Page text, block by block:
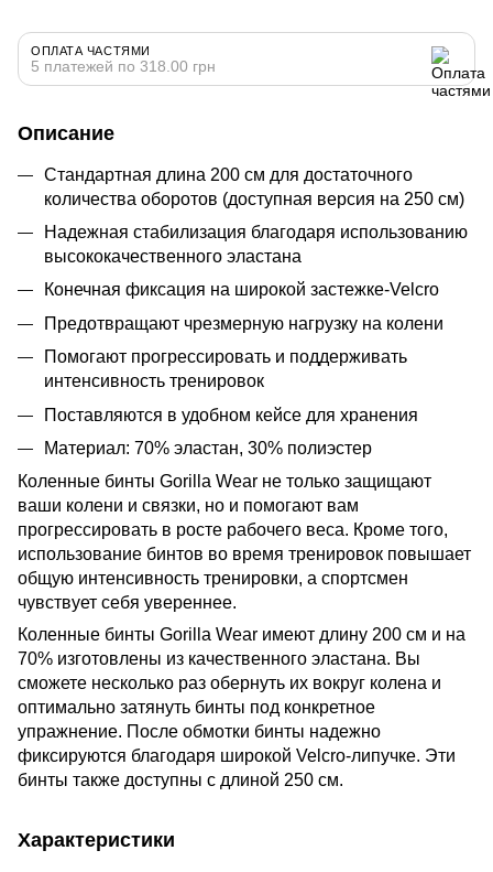
ОПЛАТА ЧАСТЯМИ
5 платежей по 318.00 грн
Описание
Стандартная длина 200 см для достаточного
количества оборотов (доступная версия на 250 см)
Надежная стабилизация благодаря использованию
высококачественного эластана
Конечная фиксация на широкой застежке-Velcro
Предотвращают чрезмерную нагрузку на колени
Помогают прогрессировать и поддерживать
интенсивность тренировок
Поставляются в удобном кейсе для хранения
Материал: 70% эластан, 30% полиэстер
Коленные бинты Gorilla Wear не только защищают
ваши колени и связки, но и помогают вам
прогрессировать в росте рабочего веса. Кроме того,
использование бинтов во время тренировок повышает
общую интенсивность тренировки, а спортсмен
чувствует себя увереннее.
Коленные бинты Gorilla Wear имеют длину 200 см и на
70% изготовлены из качественного эластана. Вы
сможете несколько раз обернуть их вокруг колена и
оптимально затянуть бинты под конкретное
упражнение. После обмотки бинты надежно
фиксируются благодаря широкой Velcro-липучке. Эти
бинты также доступны с длиной 250 см.
Характеристики